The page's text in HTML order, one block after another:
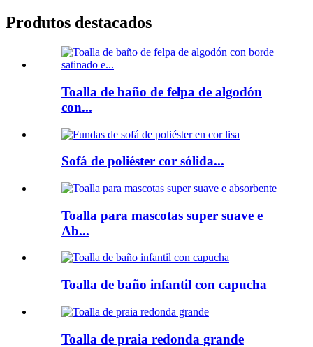
Produtos destacados
Toalla de baño de felpa de algodón
con...
Sofá de poliéster cor sólida...
Toalla para mascotas super suave e
Ab...
Toalla de baño infantil con capucha
Toalla de praia redonda grande